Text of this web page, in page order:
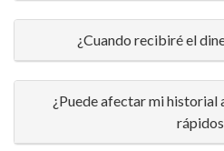
¿Cuando recibiré el
¿Puede afectar mi